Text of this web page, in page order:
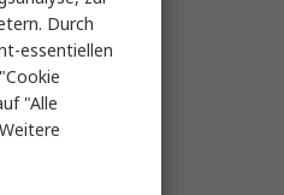
Durch
essentiellen
"Alle